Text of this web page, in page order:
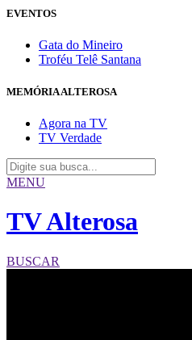
EVENTOS
Gata do Mineiro
Troféu Telê Santana
MEMÓRIA ALTEROSA
Agora na TV
TV Verdade
MENU
TV Alterosa
BUSCAR